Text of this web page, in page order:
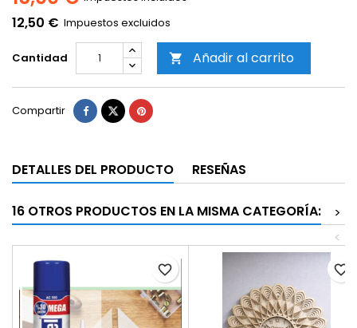
12,50 € Impuestos excluidos
Cantidad  Añadir al carrito
Compartir
DETALLES DEL PRODUCTO RESEÑAS
16 OTROS PRODUCTOS EN LA MISMA CATEGORÍA:
>
<
favorite_border favorite_border